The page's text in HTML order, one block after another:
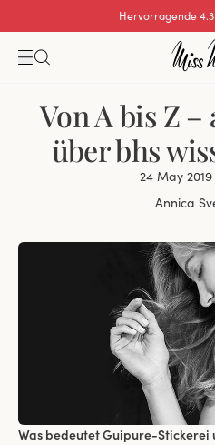
Hervorragende
Von A bis Z –
über bhs
24 May 2019
Annica
Was bedeutet Guipure-Stickerei